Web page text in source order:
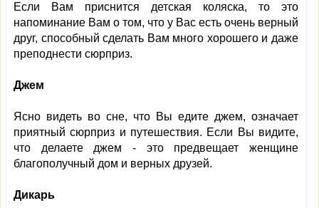
Если Вам приснится детская коляска, то это
напоминание Вам о том, что у Вас есть очень верный
друг, способный сделать Вам много хорошего и даже
преподнести сюрприз.
Джем
Ясно видеть во сне, что Вы едите джем, означает
приятный сюрприз и путешествия. Если Вы видите,
что делаете джем - это предвещает женщине
благополучный дом и верных друзей.
Дикарь